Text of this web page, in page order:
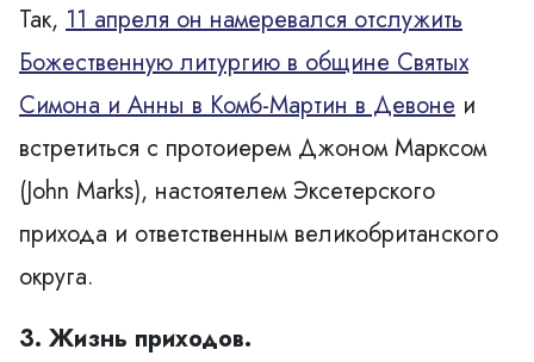
Так, 11 апреля он намеревался отслужить
Божественную литургию в общине Святых
Симона и Анны в Комб-Мартин в Девоне и
встретиться с протоиерем Джоном Марксом
(John Marks), настоятелем Эксетерского
прихода и ответственным великобританского
округа.
3. Жизнь приходов.